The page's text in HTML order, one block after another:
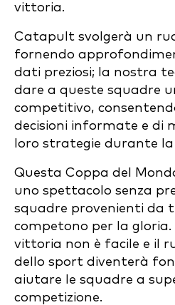
vittoria.
Catapult svolgerà un
fornendo
dati preziosi; la nostra
dare a queste squadre
competitivo,
decisioni informate e di
loro strategie durante
Questa Coppa del
uno spettacolo senza
squadre provenienti da
competono per la
vittoria non è facile e il
dello sport diventerà
aiutare le squadre a
competizione.